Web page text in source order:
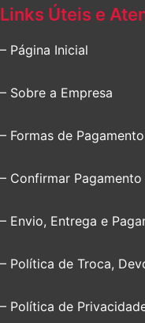
Links Úteis e
– Página Inicial
– Sobre a Empresa
– Formas de Pagamento
– Confirmar Pagamento
– Envio, Entrega e
– Política de Troca,
– Política de